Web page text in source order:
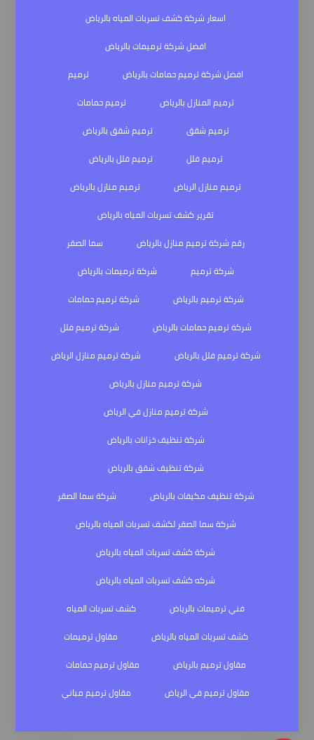
اسعار شركة كشف تسربات المياه بالرياض
افضل شركة ترميمات بالرياض
افضل شركة ترميم حمامات بالرياض
ترميم
ترميم المنازل بالرياض
ترميم حمامات
ترميم شقق
ترميم شقق بالرياض
ترميم فلل
ترميم فلل بالرياض
ترميم منازل الرياض
ترميم منازل بالرياض
تقرير كشف تسربات المياه بالرياض
رقم شركة ترميم منازل بالرياض
سما الصقر
شركة ترميم
شركة ترميمات بالرياض
شركة ترميم بالرياض
شركة ترميم حمامات
شركة ترميم حمامات بالرياض
شركة ترميم فلل
شركة ترميم فلل بالرياض
شركة ترميم منازل الرياض
شركة ترميم منازل بالرياض
شركة ترميم منازل في الرياض
شركة تنظيف خزانات بالرياض
شركة تنظيف شقق بالرياض
شركة تنظيف مكيفات بالرياض
شركة سما الصقر
شركة سما الصقر لكشف تسربات المياه بالرياض
شركة كشف تسربات المياه بالرياض
شركه كشف تسربات المياه بالرياض
فني ترميمات بالرياض
كشف تسربات المياه
كشف تسربات المياه بالرياض
مقاول ترميمات
مقاول ترميم بالرياض
مقاول ترميم حمامات
مقاول ترميم في الرياض
مقاول ترميم مباني